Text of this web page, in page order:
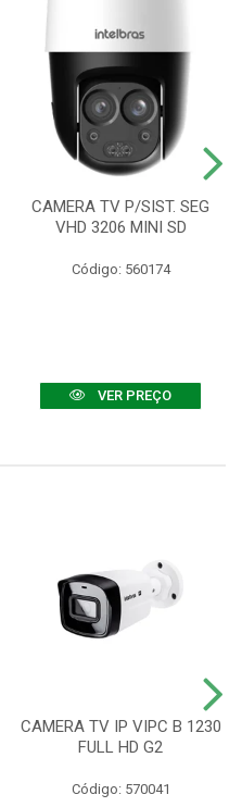
CAMERA TV P/SIST. SEG
VHD 3206 MINI SD
Código: 560174
VER PREÇO
CAMERA TV IP VIPC B 1230
FULL HD G2
Código: 570041